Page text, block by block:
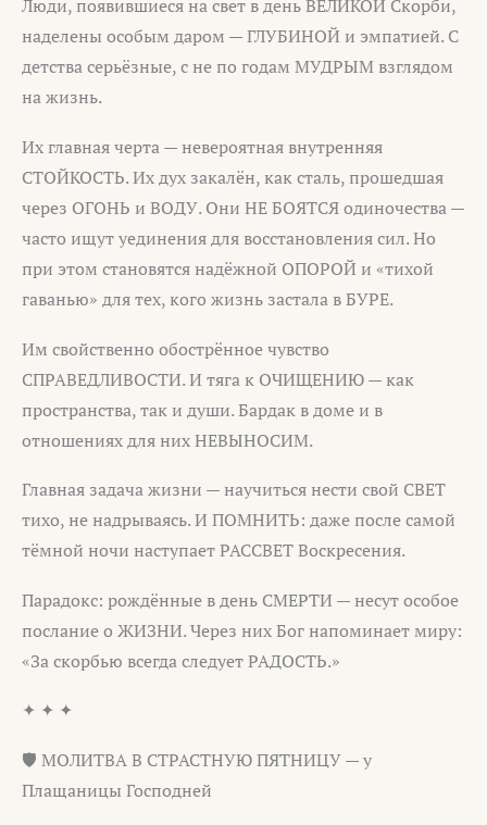
Люди, появившиеся на свет в день ВЕЛИКОЙ Скорби,
наделены особым даром — ГЛУБИНОЙ и эмпатией. С
детства серьёзные, с не по годам МУДРЫМ взглядом
на жизнь.
Их главная черта — невероятная внутренняя
СТОЙКОСТЬ. Их дух закалён, как сталь, прошедшая
через ОГОНЬ и ВОДУ. Они НЕ БОЯТСЯ одиночества —
часто ищут уединения для восстановления сил. Но
при этом становятся надёжной ОПОРОЙ и «тихой
гаванью» для тех, кого жизнь застала в БУРЕ.
Им свойственно обострённое чувство
СПРАВЕДЛИВОСТИ. И тяга к ОЧИЩЕНИЮ — как
пространства, так и души. Бардак в доме и в
отношениях для них НЕВЫНОСИМ.
Главная задача жизни — научиться нести свой СВЕТ
тихо, не надрываясь. И ПОМНИТЬ: даже после самой
тёмной ночи наступает РАССВЕТ Воскресения.
Парадокс: рождённые в день СМЕРТИ — несут особое
послание о ЖИЗНИ. Через них Бог напоминает миру:
«За скорбью всегда следует РАДОСТЬ.»
✦ ✦ ✦
🛡️ МОЛИТВА В СТРАСТНУЮ ПЯТНИЦУ — у
Плащаницы Господней